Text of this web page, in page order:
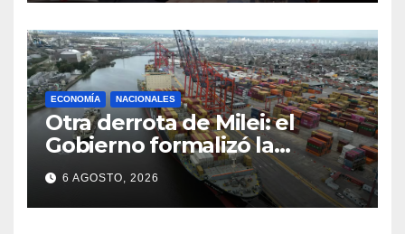
ECONOMÍA NACIONALES
Otra derrota de Milei: el
Gobierno formalizó la
marcha atrás con la
desregulación del practicaje
6 AGOSTO, 2026